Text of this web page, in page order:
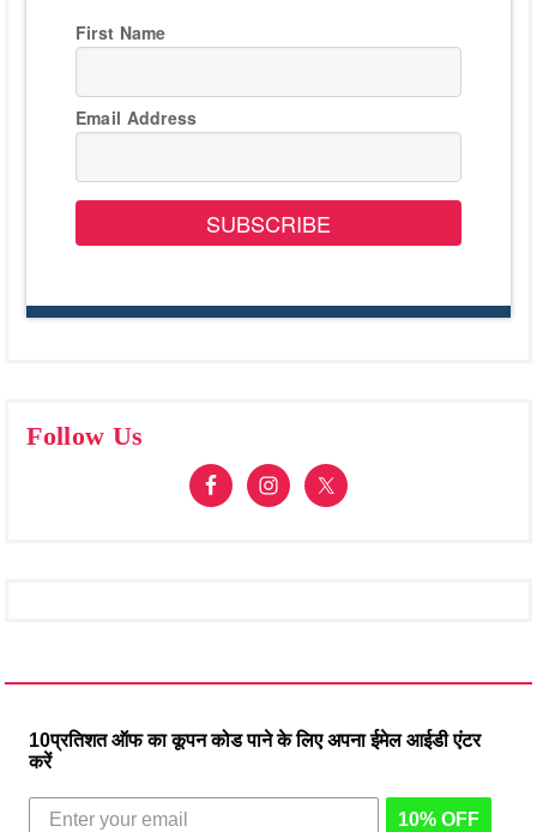
First Name
Email Address
SUBSCRIBE
Follow Us
10प्रतिशत ऑफ का कूपन कोड पाने के लिए अपना ईमेल आईडी एंटर
करें
10% OFF